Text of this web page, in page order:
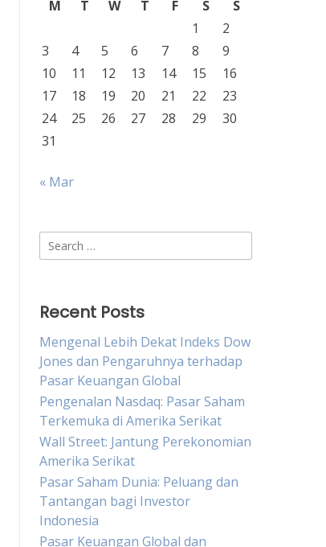
M
T W T F S
S
1
2
3
4 5 6 7 8
9
10
11 12 13 14 15
16
17
18 19 20 21 22
23
24
25 26 27 28 29
30
31
« Mar
Search
for:
Recent Posts
Mengenal Lebih Dekat Indeks Dow
Jones dan Pengaruhnya terhadap
Pasar Keuangan Global
Pengenalan Nasdaq: Pasar Saham
Terkemuka di Amerika Serikat
Wall Street: Jantung Perekonomian
Amerika Serikat
Pasar Saham Dunia: Peluang dan
Tantangan bagi Investor
Indonesia
Pasar Keuangan Global dan